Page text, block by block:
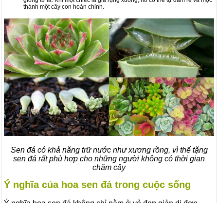
thành một cây con hoàn chỉnh.
Sen đá có khả năng trữ nước như xương rồng, vì thế tặng
sen đá rất phù hợp cho những người không có thời gian
chăm cây
Ý nghĩa của hoa sen đá trong cuộc sống